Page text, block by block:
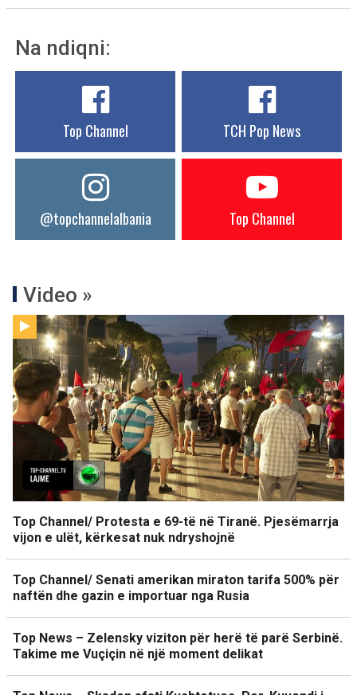
Na ndiqni:
Top Channel TCH Pop News
@topchannelalbania Top Channel
Video »
Top Channel/ Protesta e 69-të në Tiranë. Pjesëmarrja
vijon e ulët, kërkesat nuk ndryshojnë
Top Channel/ Senati amerikan miraton tarifa 500% për
naftën dhe gazin e importuar nga Rusia
Top News – Zelensky viziton për herë të parë Serbinë.
Takime me Vuçiçin në një moment delikat